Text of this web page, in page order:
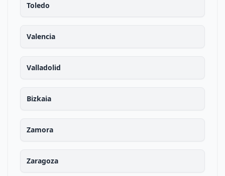
Toledo
Valencia
Valladolid
Bizkaia
Zamora
Zaragoza